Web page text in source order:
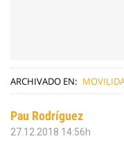
ARCHIVADO EN:
Pau Rodríguez
27.12.2018 14:56h